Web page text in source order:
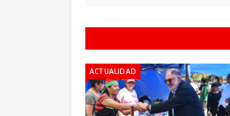
ACTUALIDAD